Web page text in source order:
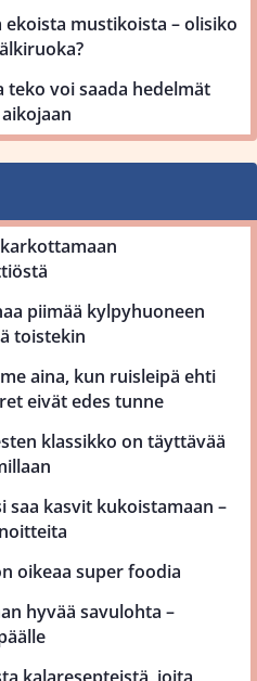
mustikoista – olisiko
voi saada hedelmät
piimää kylpyhuoneen
toistekin
aina, kun ruisleipä ehti
eivät edes tunne
klassikko on täyttävää
saa kasvit kukoistamaan –
oikeaa super foodia
hyvää savulohta –